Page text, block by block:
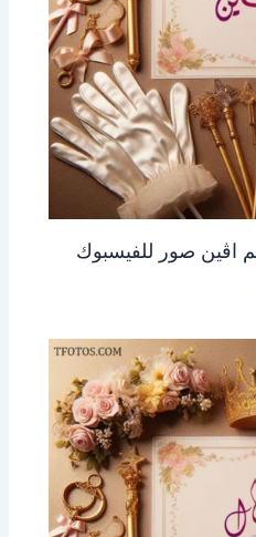
اڤين صور للفيسبوك